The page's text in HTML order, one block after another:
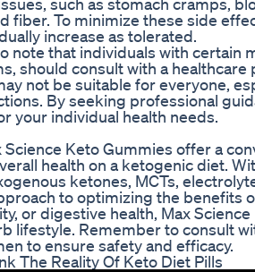
fiber. To minimize these side
increase as tolerated.
note that individuals with
should consult with a
not be suitable for everyone,
By seeking professional
your individual health needs.
Science Keto Gummies offer a
health on a ketogenic diet.
ketones, MCTs,
to optimizing the benefits
or digestive health, Max
lifestyle. Remember to consult
to ensure safety and efficacy.
The Reality Of Keto Diet Pills